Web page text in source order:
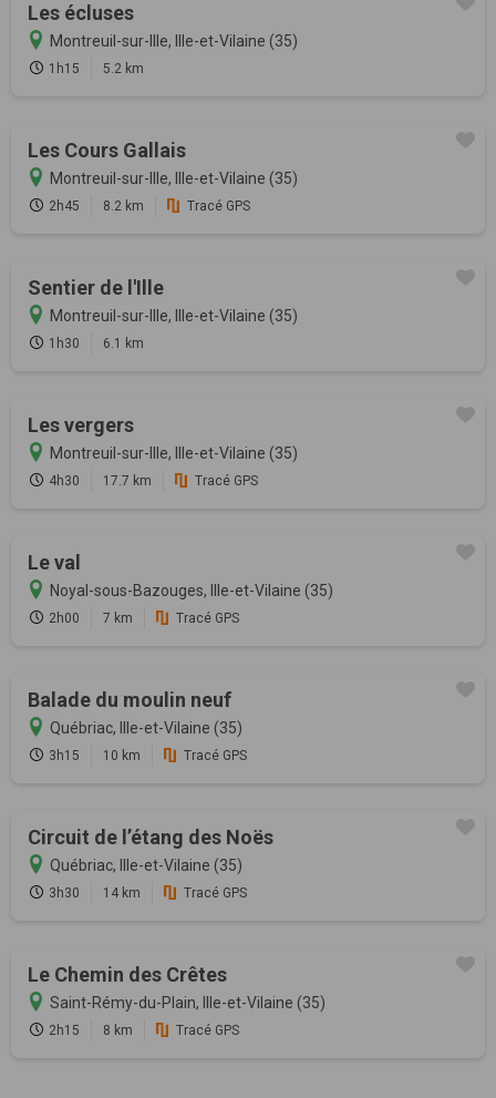
Les écluses
Montreuil-sur-Ille, Ille-et-Vilaine (35)
1h15 5.2 km
Les Cours Gallais
Montreuil-sur-Ille, Ille-et-Vilaine (35)
2h45 8.2 km Tracé GPS
Sentier de l'Ille
Montreuil-sur-Ille, Ille-et-Vilaine (35)
1h30 6.1 km
Les vergers
Montreuil-sur-Ille, Ille-et-Vilaine (35)
4h30 17.7 km Tracé GPS
Le val
Noyal-sous-Bazouges, Ille-et-Vilaine (35)
2h00 7 km Tracé GPS
Balade du moulin neuf
Québriac, Ille-et-Vilaine (35)
3h15 10 km Tracé GPS
Circuit de l’étang des Noës
Québriac, Ille-et-Vilaine (35)
3h30 14 km Tracé GPS
Le Chemin des Crêtes
Saint-Rémy-du-Plain, Ille-et-Vilaine (35)
2h15 8 km Tracé GPS